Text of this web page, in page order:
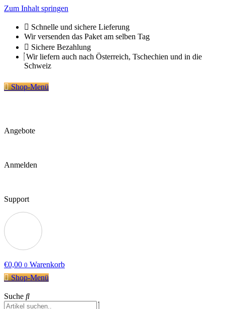
Zum Inhalt springen
Schnelle und sichere Lieferung
Wir versenden das Paket am selben Tag
Sichere Bezahlung
Wir liefern auch nach Österreich, Tschechien und in die
Schweiz
Shop-Menü
Angebote
Anmelden
Support
€0,00 0 Warenkorb
Shop-Menü
Suche